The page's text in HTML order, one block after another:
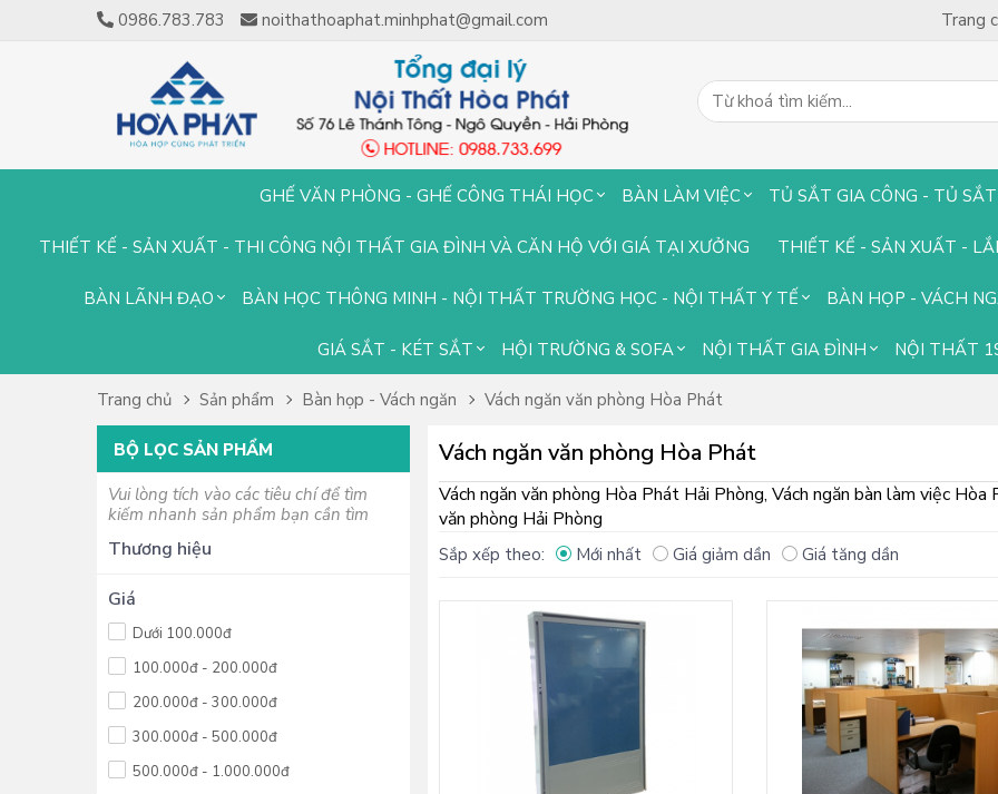
0986.783.783 noithathoaphat.minhphat@gmail.com Trang
GHẾ VĂN PHÒNG - GHẾ CÔNG THÁI HỌC BÀN LÀM VIỆC TỦ SẮT GIA CÔNG - TỦ
THIẾT KẾ - SẢN XUẤT - THI CÔNG NỘI THẤT GIA ĐÌNH VÀ CĂN HỘ VỚI GIÁ TẠI XƯỞNG THIẾT KẾ - SẢN XUẤT -
BÀN LÃNH ĐẠO BÀN HỌC THÔNG MINH - NỘI THẤT TRƯỜNG HỌC - NỘI THẤT Y TẾ BÀN HỌP - VÁCH
GIÁ SẮT - KÉT SẮT HỘI TRƯỜNG & SOFA NỘI THẤT GIA ĐÌNH NỘI THẤT
Trang chủ Sản phẩm Bàn họp - Vách ngăn Vách ngăn văn phòng Hòa Phát
BỘ LỌC SẢN PHẨM
Vui lòng tích vào các tiêu chí để tìm
kiếm nhanh sản phẩm bạn cần tìm
Thương hiệu
Giá
Dưới 100.000đ
100.000đ - 200.000đ
200.000đ - 300.000đ
300.000đ - 500.000đ
500.000đ - 1.000.000đ
Vách ngăn văn phòng Hòa Phát
Vách ngăn văn phòng Hòa Phát Hải Phòng, Vách ngăn bàn làm việc Hòa
văn phòng Hải Phòng
Sắp xếp theo: Mới nhất Giá giảm dần Giá tăng dần